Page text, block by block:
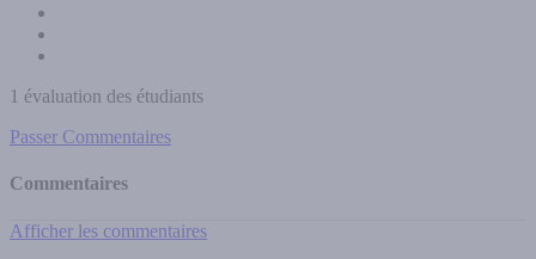
1 évaluation des étudiants
Passer Commentaires
Commentaires
Afficher les commentaires